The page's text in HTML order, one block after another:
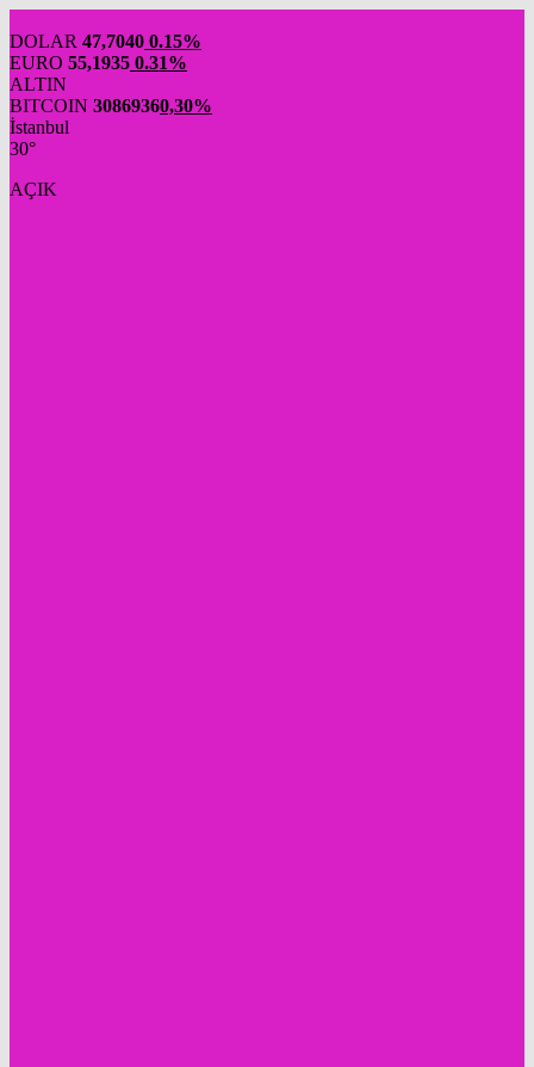
DOLAR 47,7040 0.15%
EURO 55,1935 0.31%
ALTIN
BITCOIN 30869360,30%
İstanbul
30°
AÇIK